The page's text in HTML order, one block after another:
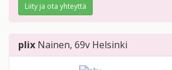
Liity ja ota yhteyttä
plix Nainen, 69v Helsinki